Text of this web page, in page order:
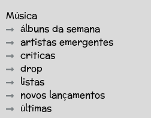
Música
álbuns da semana
artistas emergentes
críticas
drop
listas
novos lançamentos
últimas